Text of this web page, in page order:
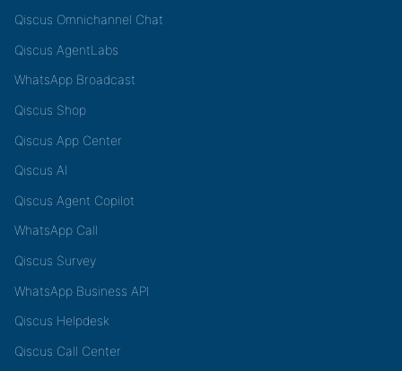
Qiscus Omnichannel Chat
Qiscus AgentLabs
WhatsApp Broadcast
Qiscus Shop
Qiscus App Center
Qiscus AI
Qiscus Agent Copilot
WhatsApp Call
Qiscus Survey
WhatsApp Business API
Qiscus Helpdesk
Qiscus Call Center